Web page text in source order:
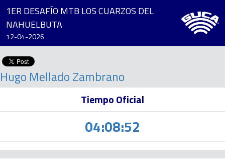
1ER DESAFÍO MTB LOS CUARZOS DEL
NAHUELBUTA
12-04-2026
Hugo Mellado Zambrano
Tiempo Oficial
04:08:52